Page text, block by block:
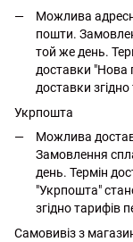
Можлива
пошти.
той же день.
доставки "Нова
доставки
Укрпошта
Можлива
Замовлення
день. Термін
"Укрпошта"
згідно тарифів
Самовивіз з